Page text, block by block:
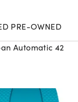
PRE-OWNED
Automatic 42